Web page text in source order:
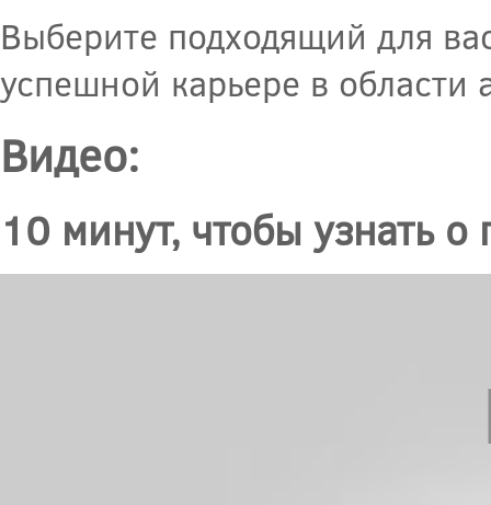
Выберите подходящий для
успешной карьере в области
Видео:
10 минут, чтобы узнать